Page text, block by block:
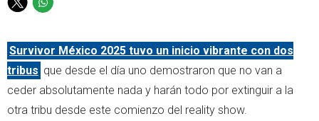
T
i
t
t
e
r
W
a
t
s
a
p
p
Survivor México 2025 tuvo un inicio vibrante con dos
tribus que desde el día uno demostraron que no van a
ceder absolutamente nada y harán todo por extinguir a la
otra tribu desde este comienzo del reality show.